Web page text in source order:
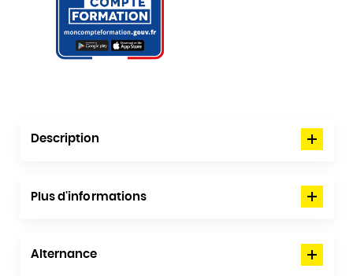
Description
Plus d'informations
Alternance